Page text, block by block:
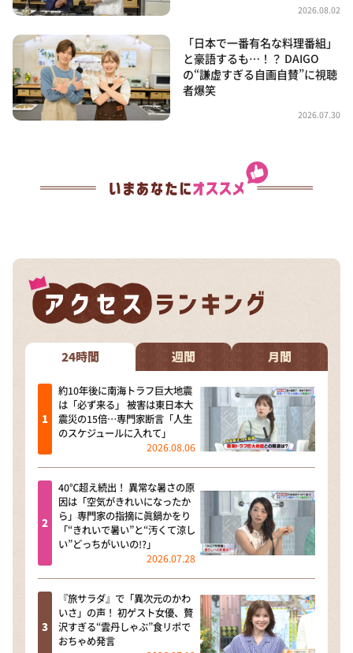
2026.08.02
「日本で一番有名な料理番組」
と豪語するも…！？ DAIGO
の“謙虚すぎる自画自賛”に視聴
者爆笑
2026.07.30
24時間 週間 月間
約10年後に南海トラフ巨大地震
は「必ず来る」 被害は東日本大
震災の15倍…専門家断言「人生
のスケジュールに入れて」
2026.08.06
40℃超え続出！ 異常な暑さの原
因は「空気がきれいになったか
ら」専門家の指摘に眞鍋かをり
「“きれいで暑い”と“汚くて涼し
い”どっちがいいの!?」
2026.07.28
『旅サラダ』で「異次元のかわ
いさ」の声！ 初ゲスト女優、贅
沢すぎる“雲丹しゃぶ”食リポで
おちゃめ発言